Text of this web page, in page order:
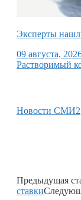
Эксперты
09 августа,
Растворимый
Новости СМИ2
Предыдущая
ставки